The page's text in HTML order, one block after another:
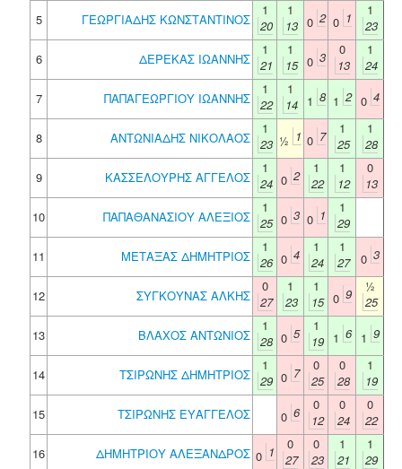
5 ΓΕΩΡΓΙΑΔΗΣ ΚΩΝΣΤΑΝΤΙΝΟΣ
1
20
1
13 0 2 0 1
1
23
6
ΔΕΡΕΚΑΣ ΙΩΑΝΝΗΣ
1
21
1
15 0 3
0
13
1
24
7
ΠΑΠΑΓΕΩΡΓΙΟΥ ΙΩΑΝΝΗΣ
1
22
1
14 1 8 1 2 0 4
8 ΑΝΤΩΝΙΑΔΗΣ ΝΙΚΟΛΑΟΣ
1
23 ½ 1 0 7
1
25
1
28
9
ΚΑΣΣΕΛΟΥΡΗΣ ΑΓΓΕΛΟΣ
1
24 0 2
1
22
1
12
0
13
10
ΠΑΠΑΘΑΝΑΣΙΟΥ ΑΛΕΞΙΟΣ
1
25 0 3 0 1
1
29
11
ΜΕΤΑΞΑΣ ΔΗΜΗΤΡΙΟΣ
1
26 0 4
1
24
1
27
0 3
12 ΣΥΓΚΟΥΝΑΣ ΑΛΚΗΣ
0
27
1
23
1
15 0 9
½
25
13
ΒΛΑΧΟΣ ΑΝΤΩΝΙΟΣ
1
28 0 5
1
19
1 6 1 9
14 ΤΣΙΡΩΝΗΣ ΔΗΜΗΤΡΙΟΣ
1
29 0 7
0
25
0
28
1
19
15
ΤΣΙΡΩΝΗΣ ΕΥΑΓΓΕΛΟΣ 0 6
0
12
0
24
0
22
16
ΔΗΜΗΤΡΙΟΥ ΑΛΕΞΑΝΔΡΟΣ 0 1
0
27
0
23
1
21
1
29